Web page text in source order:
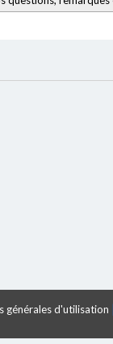
générales d'utilisation